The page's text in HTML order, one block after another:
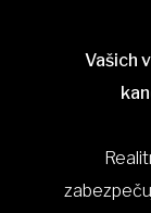
Vašich